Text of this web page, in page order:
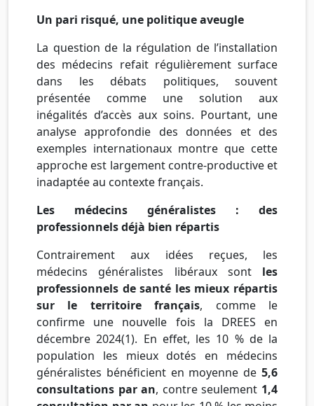
Un pari risqué, une politique aveugle
La question de la régulation de l’installation
des médecins refait régulièrement surface
dans les débats politiques, souvent
présentée comme une solution aux
inégalités d’accès aux soins. Pourtant, une
analyse approfondie des données et des
exemples internationaux montre que cette
approche est largement contre-productive et
inadaptée au contexte français.
Les médecins généralistes : des
professionnels déjà bien répartis
Contrairement aux idées reçues, les
médecins généralistes libéraux sont les
professionnels de santé les mieux répartis
sur le territoire français, comme le
confirme une nouvelle fois la DREES en
décembre 2024(1). En effet, les 10 % de la
population les mieux dotés en médecins
généralistes bénéficient en moyenne de 5,6
consultations par an, contre seulement 1,4